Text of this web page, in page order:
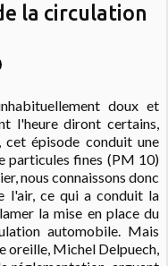
la circulation
doux et
l'heure diront certains,
cet épisode conduit une
particules fines (PM 10)
nous connaissons donc
l'air, ce qui a conduit la
la mise en place du
automobile. Mais
oreille, Michel Delpuech,